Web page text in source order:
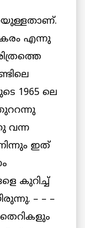
എന്നു
1965 ലെ
വന്ന
ഇത്
കുറിച്ച്
– – –
തെറികളും